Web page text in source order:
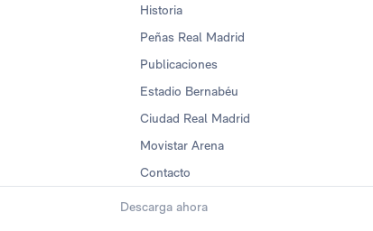
Historia
Peñas Real Madrid
Publicaciones
Estadio Bernabéu
Ciudad Real Madrid
Movistar Arena
Contacto
Descarga ahora